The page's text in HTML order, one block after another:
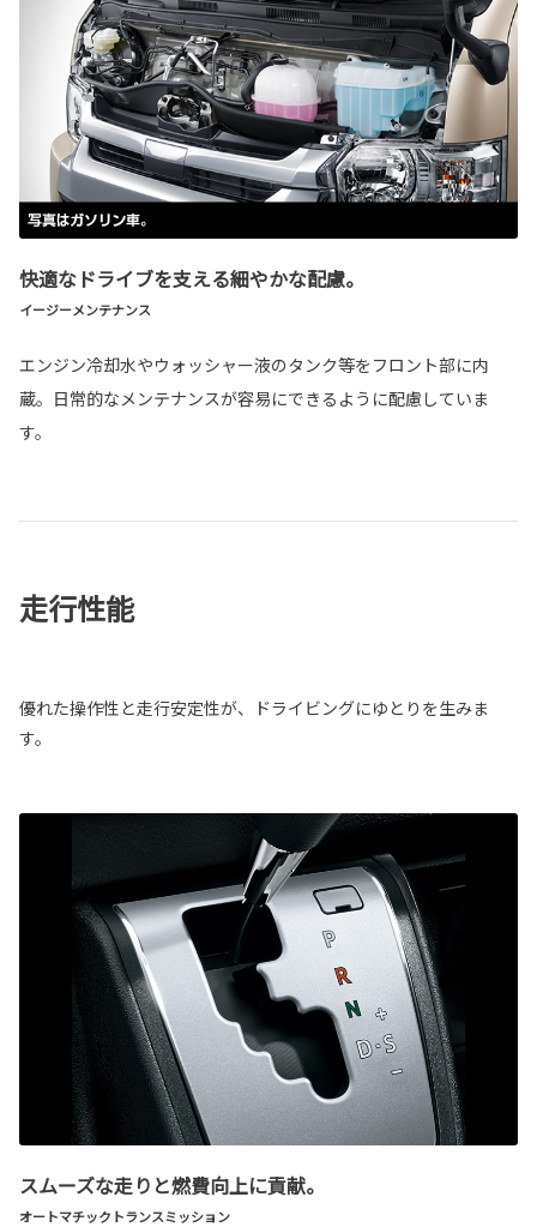
快適なドライブを支える細やかな配慮。
イージーメンテナンス
エンジン冷却水やウォッシャー液のタンク等をフロント部に内
蔵。日常的なメンテナンスが容易にできるように配慮していま
す。
走行性能
優れた操作性と走行安定性が、ドライビングにゆとりを生みま
す。
スムーズな走りと燃費向上に貢献。
オートマチックトランスミッション